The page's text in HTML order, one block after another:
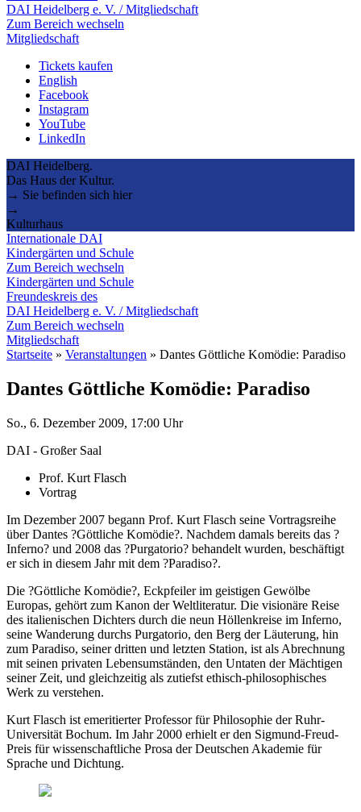
DAI Heidelberg e. V. / Mitgliedschaft
Zum Bereich wechseln
Mitgliedschaft
Tickets kaufen
English
Facebook
Instagram
YouTube
LinkedIn
DAI Heidelberg.
Das Haus der Kultur.
→ Sie befinden sich hier
→
Kulturhaus
Internationale DAI
Kindergärten und Schule
Zum Bereich wechseln
Kindergärten und Schule
Freundeskreis des
DAI Heidelberg e. V. / Mitgliedschaft
Zum Bereich wechseln
Mitgliedschaft
Startseite » Veranstaltungen » Dantes Göttliche Komödie: Paradiso
Dantes Göttliche Komödie: Paradiso
So., 6. Dezember 2009, 17:00 Uhr
DAI - Großer Saal
Prof. Kurt Flasch
Vortrag
Im Dezember 2007 begann Prof. Kurt Flasch seine Vortragsreihe
über Dantes ?Göttliche Komödie?. Nachdem damals bereits das ?
Inferno? und 2008 das ?Purgatorio? behandelt wurden, beschäftigt
er sich in diesem Jahr mit dem ?Paradiso?.
Die ?Göttliche Komödie?, Eckpfeiler im geistigen Gewölbe
Europas, gehört zum Kanon der Weltliteratur. Die visionäre Reise
des italienischen Dichters durch die neun Höllenkreise im Inferno,
seine Wanderung durchs Purgatorio, den Berg der Läuterung, hin
zum Paradiso, seiner dritten und letzten Station, ist als Abrechnung
mit seinen privaten Lebensumständen, den Untaten der Mächtigen
seiner Zeit, und gleichzeitig als zutiefst ethisch-philosophisches
Werk zu verstehen.
Kurt Flasch ist emeritierter Professor für Philosophie der Ruhr-
Universität Bochum. Im Jahr 2000 erhielt er den Sigmund-Freud-
Preis für wissenschaftliche Prosa der Deutschen Akademie für
Sprache und Dichtung.